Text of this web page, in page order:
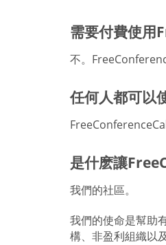
需要付費使用
不。
任何人都可以
是什麽讓
我們的社區。
我們的使命是幫助
構、非盈利組織以